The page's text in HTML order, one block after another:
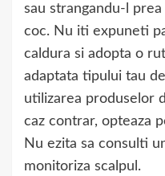
sau strangandu-l
coc. Nu iti expuneti
caldura si adopta o
adaptata tipului tau
utilizarea produselor
caz contrar, opteaza
Nu ezita sa consulti
monitoriza scalpul.